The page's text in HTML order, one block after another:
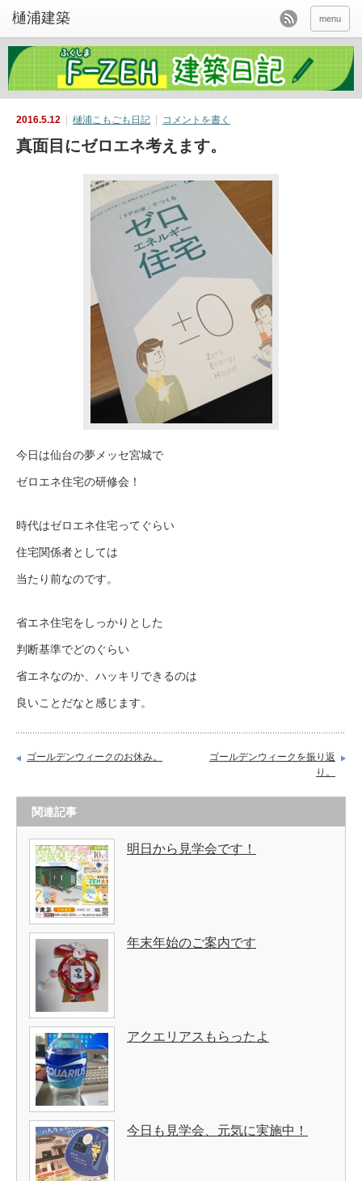
menu
2016.5.12 樋浦こもごも日記 コメントを書く
真面目にゼロエネ考えます。
今日は仙台の夢メッセ宮城で
ゼロエネ住宅の研修会！
時代はゼロエネ住宅ってぐらい
住宅関係者としては
当たり前なのです。
省エネ住宅をしっかりとした
判断基準でどのぐらい
省エネなのか、ハッキリできるのは
良いことだなと感じます。
ゴールデンウィークのお休み。
ゴールデンウィークを振り返
り。
関連記事
明日から見学会です！
年末年始のご案内です
アクエリアスもらったよ
今日も見学会、元気に実施中！